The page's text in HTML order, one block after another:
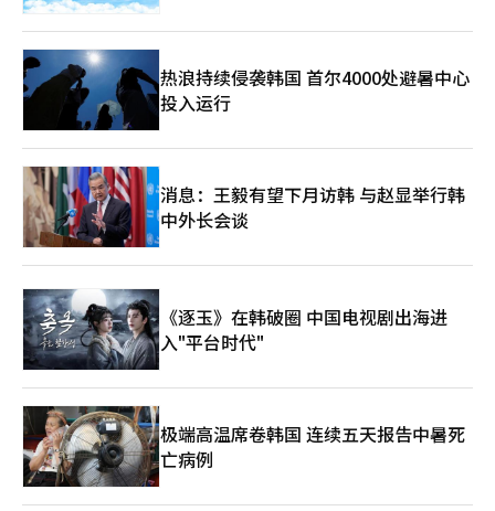
热浪持续侵袭韩国 首尔4000处避暑中心
投入运行
消息：王毅有望下月访韩 与赵显举行韩
中外长会谈
《逐玉》在韩破圈 中国电视剧出海进
入"平台时代"
极端高温席卷韩国 连续五天报告中暑死
亡病例